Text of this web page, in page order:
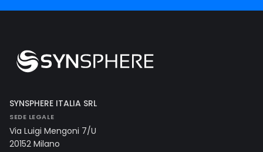
SYNSPHERE ITALIA SRL
SEDE LEGALE
Via Luigi Mengoni 7/U
20152 Milano